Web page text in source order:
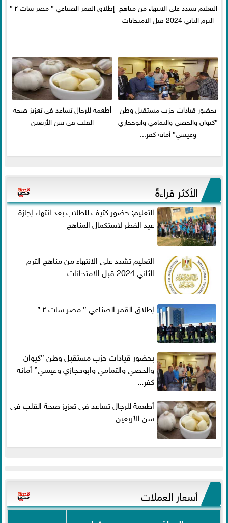
التعليم تشدد على الانتهاء من مناهج
الترم الثاني 2024 قبل الامتحانات
إطلاق القمر الصناعي ” مصر سات ٢ ”
بحضور قيادات حزب مستقبل وطن
”كيوان والحصي والتمامي وابوحجازي
وعيسي” أمانه كفر...
أطعمة للرجال تساعد فى تعزيز صحة
القلب فى سن الأربعين
الأكثر قراءةً
التعليم: حضور كثيف للطلاب بعد انتهاء إجازة
عيد الفطر لاستكمال المناهج
التعليم تشدد على الانتهاء من مناهج الترم
الثاني 2024 قبل الامتحانات
إطلاق القمر الصناعي ” مصر سات ٢ ”
بحضور قيادات حزب مستقبل وطن ”كيوان
والحصي والتمامي وابوحجازي وعيسي” أمانه
كفر...
أطعمة للرجال تساعد فى تعزيز صحة القلب فى
سن الأربعين
أسعار العملات